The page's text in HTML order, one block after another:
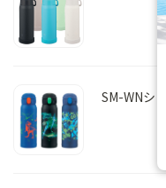
SM-WNシリ